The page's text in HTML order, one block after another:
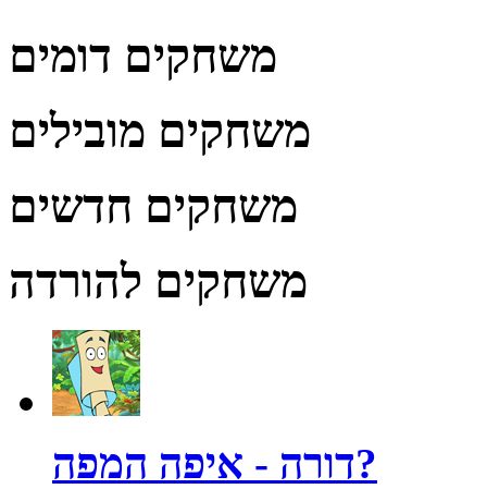
משחקים דומים
משחקים מובילים
משחקים חדשים
משחקים להורדה
דורה - איפה המפה?